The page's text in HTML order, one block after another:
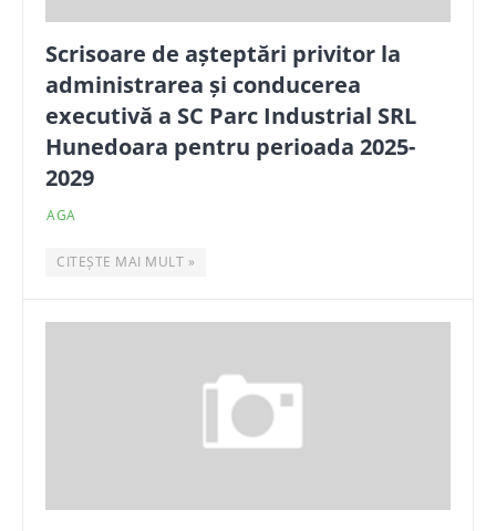
Scrisoare de așteptări privitor la
administrarea și conducerea
executivă a SC Parc Industrial SRL
Hunedoara pentru perioada 2025-
2029
AGA
CITEȘTE MAI MULT »